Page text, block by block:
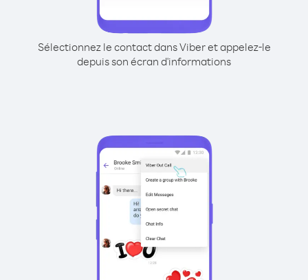
Sélectionnez le contact dans Viber et appelez-le
depuis son écran d'informations